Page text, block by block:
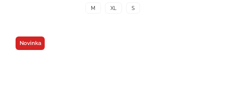
M XL S
Novinka